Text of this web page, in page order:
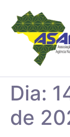
Dia:
de